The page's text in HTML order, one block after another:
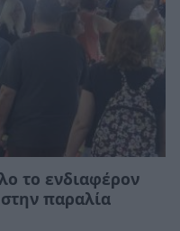
το ενδιαφέρον
παραλία